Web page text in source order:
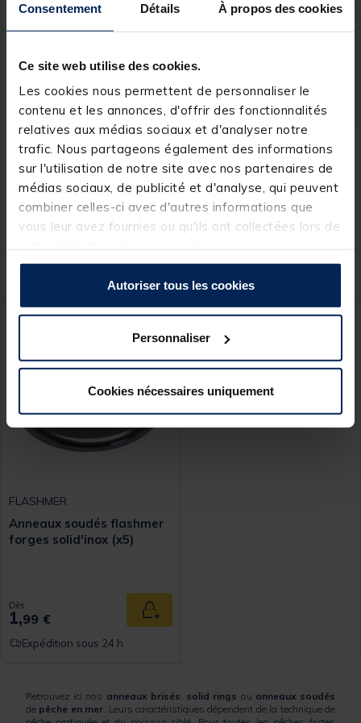
Consentement Détails À propos des cookies
Ce site web utilise des cookies.
Les cookies nous permettent de personnaliser le
contenu et les annonces, d'offrir des fonctionnalités
relatives aux médias sociaux et d'analyser notre
trafic. Nous partageons également des informations
sur l'utilisation de notre site avec nos partenaires de
médias sociaux, de publicité et d'analyse, qui peuvent
combiner celles-ci avec d'autres informations que
vous leur avez fournies ou qu'ils ont collectées lors de
Autoriser tous les cookies
Personnaliser
Cookies nécessaires uniquement
FLASHMER
Anneaux brises flashmer
inox forge (x10)
[object Object] out of 5 Customer Rating
(9)
Expédition sous 24 h
BKK
Anneaux brisés BKK Split
Expédition sous 24 h
FLASHMER
Anneaux soudés flashmer
forges solid'inox (x5)
Dès
1,99 € Ajouter au panier
Expédition sous 24 h
Retrouvez ici nos anneaux brisés solid rings ou anneaux soudés
de pêche en mer . Leurs caractéristiques dépendent de la technique de